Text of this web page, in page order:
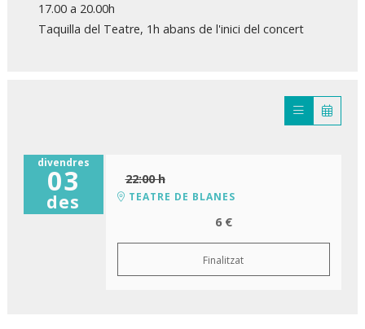
17.00 a 20.00h
Taquilla del Teatre, 1h abans de l'inici del concert
divendres
03
des
22:00 h
TEATRE DE BLANES
6 €
Finalitzat